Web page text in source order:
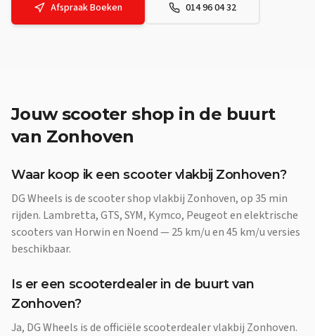
Afspraak Boeken 014 96 04 32
Jouwscooter shop in de buurt
van Zonhoven
Waar koop ik een scooter vlakbij Zonhoven?
DG Wheels is de scooter shop vlakbij Zonhoven, op 35 min
rijden. Lambretta, GTS, SYM, Kymco, Peugeot en elektrische
scooters van Horwin en Noend — 25 km/u en 45 km/u versies
beschikbaar.
Is er een scooterdealer in de buurt van
Zonhoven?
Ja, DG Wheels is de officiële scooterdealer vlakbij Zonhoven.